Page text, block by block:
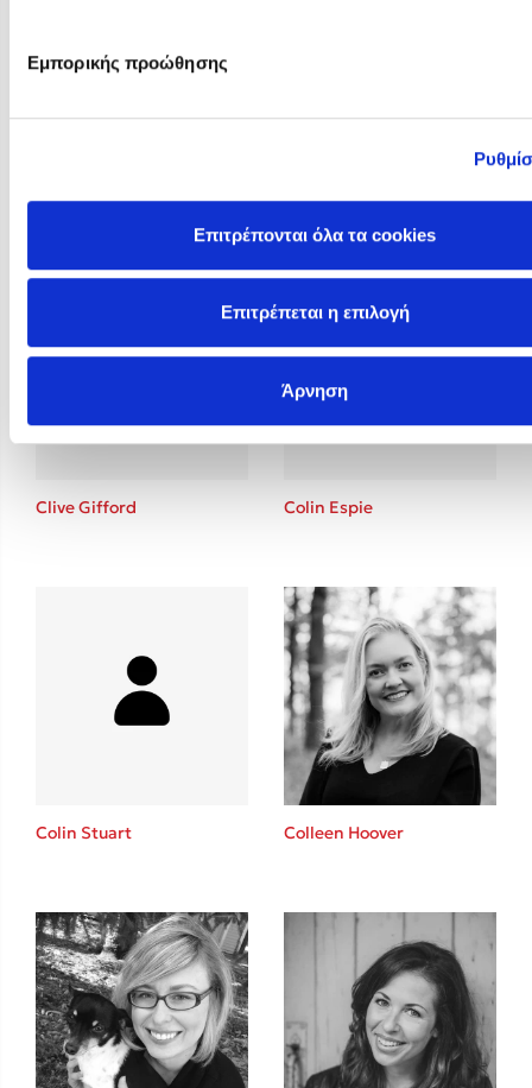
Εμπορικής προώθησης
Επιτρέπονται όλα τα cookies
Επιτρέπεται η επιλογή
Άρνηση
Clive Gifford Colin Espie
Colin Stuart Colleen Hoover